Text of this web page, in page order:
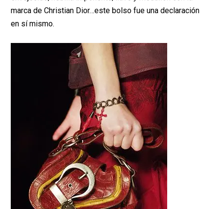
marca de Christian Dior…este bolso fue una declaración
en sí mismo.